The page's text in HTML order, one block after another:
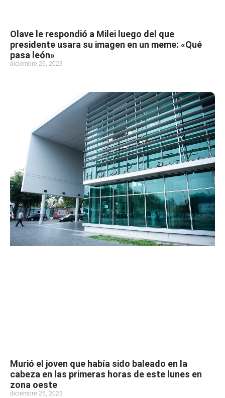
Olave le respondió a Milei luego del que
presidente usara su imagen en un meme: «Qué
pasa león»
diciembre 25, 2023
Murió el joven que había sido baleado en la
cabeza en las primeras horas de este lunes en
zona oeste
diciembre 25, 2023